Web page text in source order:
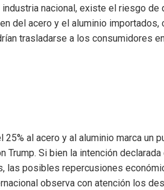
nacional, existe el riesgo
del acero y el aluminio
trasladarse a los consumidores
al acero y al aluminio marca un
Trump. Si bien la intención
las posibles repercusiones
observa con atención los